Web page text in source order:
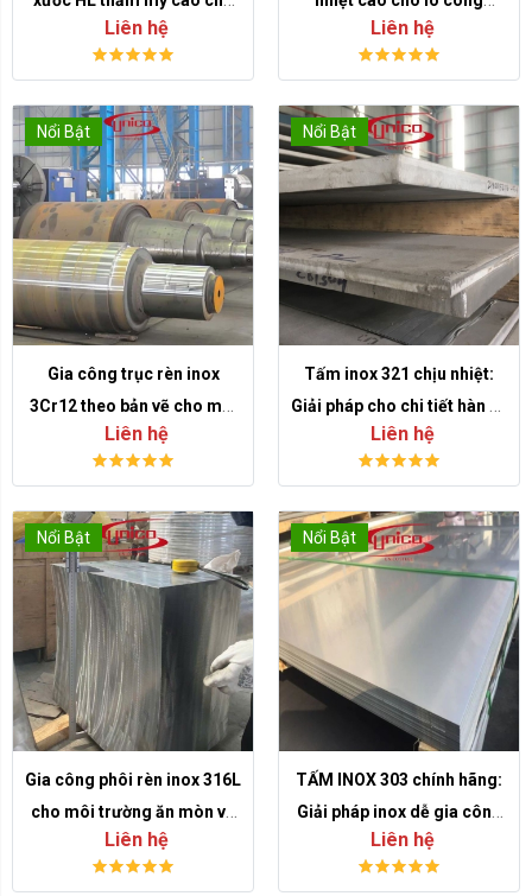
thang máy, nội thất và biển
hiệu
Liên hệ
nghiệp, khí xả và xử lý nhiệt
Liên hệ
Nổi Bật
Gia công trục rèn inox
3Cr12 theo bản vẽ cho môi
trường ăn mòn vừa
Liên hệ
Nổi Bật
Tấm inox 321 chịu nhiệt:
Giải pháp cho chi tiết hàn và
môi trường nhiệt cao
Liên hệ
Nổi Bật
Gia công phôi rèn inox 316L
cho môi trường ăn mòn và
hóa chất
Liên hệ
Nổi Bật
TẤM INOX 303 chính hãng:
Giải pháp inox dễ gia công
cho chi tiết kỹ thuật
Liên hệ